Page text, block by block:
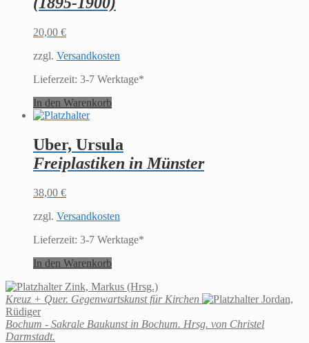
20,00 €
zzgl. Versandkosten
Lieferzeit: 3-7 Werktage*
In den Warenkorb
Uber, Ursula
Freiplastiken in Münster
38,00 €
zzgl. Versandkosten
Lieferzeit: 3-7 Werktage*
In den Warenkorb
Zink, Markus (Hrsg.)
Kreuz + Quer. Gegenwartskunst für Kirchen
Jordan,
Rüdiger
Bochum - Sakrale Baukunst in Bochum. Hrsg. von Christel
Darmstadt.